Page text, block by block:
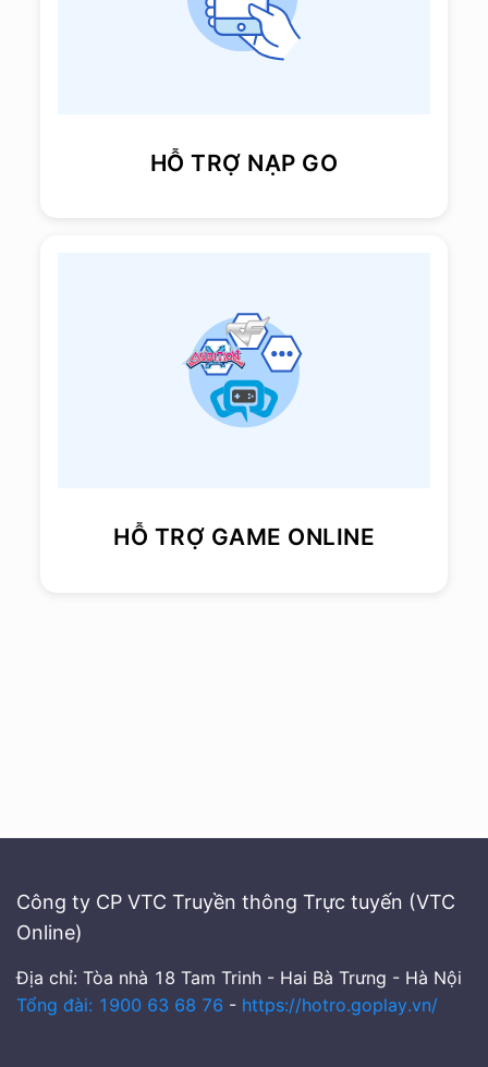
HỖ TRỢ NẠP GO
HỖ TRỢ GAME ONLINE
Công ty CP VTC Truyền thông Trực tuyến (VTC
Online)
Địa chỉ: Tòa nhà 18 Tam Trinh - Hai Bà Trưng - Hà Nội
Tổng đài: 1900 63 68 76 - https://hotro.goplay.vn/